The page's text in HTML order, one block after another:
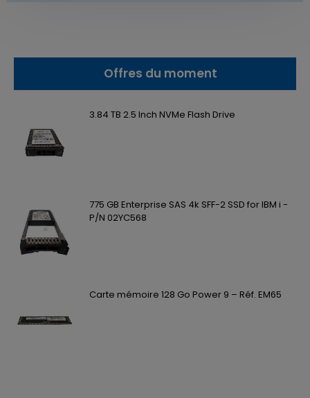
Offres du moment
3.84 TB 2.5 Inch NVMe Flash Drive
775 GB Enterprise SAS 4k SFF-2 SSD for IBM i -
P/N 02YC568
Carte mémoire 128 Go Power 9 – Réf. EM65